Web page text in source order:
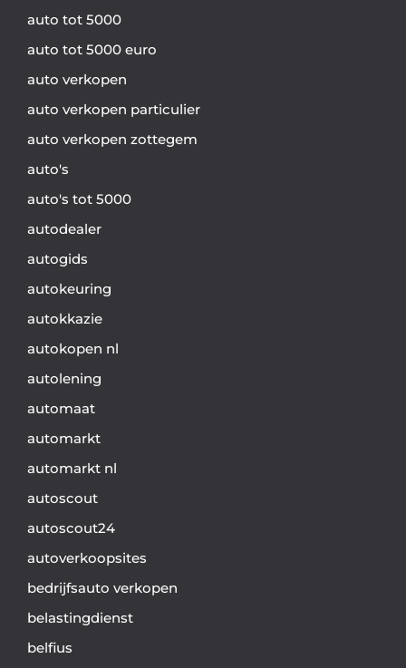
auto tot 5000
auto tot 5000 euro
auto verkopen
auto verkopen particulier
auto verkopen zottegem
auto's
auto's tot 5000
autodealer
autogids
autokeuring
autokkazie
autokopen nl
autolening
automaat
automarkt
automarkt nl
autoscout
autoscout24
autoverkoopsites
bedrijfsauto verkopen
belastingdienst
belfius